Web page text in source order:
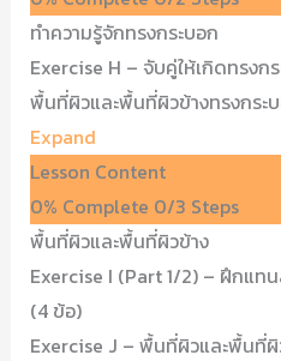
ทำความรู้จักทรงกระบอก
Exercise H – จับคู่ให้เกิดทรงก
พื้นที่ผิวและพื้นที่ผิวข้างทรงกระ
Expand
Lesson Content
0% Complete 0/3 Steps
พื้นที่ผิวและพื้นที่ผิวข้าง
Exercise I (Part 1/2) – ฝึกแท
(4 ข้อ)
Exercise J – พื้นที่ผิวและพื้นที่